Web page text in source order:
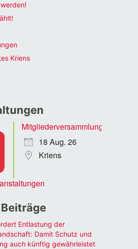
Kriens
Mitgliederversammlung
18 Aug. 26
Kriens
Entlastung der
Damit Schutz und
auch künftig gewährleistet